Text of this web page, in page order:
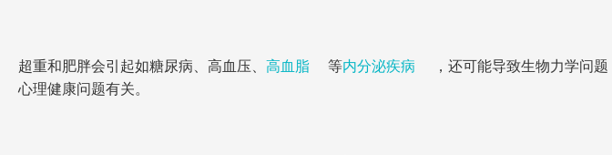
超重和肥胖会引起如糖尿病、高血压、 高血脂 等内分泌疾病 ，还可能导致生物力学问题
心理健康问题有关。